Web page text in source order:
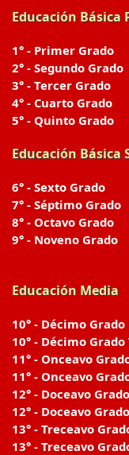
Educación Básica
1° - Primer Grado
2° - Segundo Grado
3° - Tercer Grado
4° - Cuarto Grado
5° - Quinto Grado
Educación Básica
6° - Sexto Grado
7° - Séptimo Grado
8° - Octavo Grado
9° - Noveno Grado
Educación Media
10° - Décimo Grado
10° - Décimo
11° - Onceavo
11° - Onceavo
12° - Doceavo
12° - Doceavo
13° - Treceavo
13° - Treceavo